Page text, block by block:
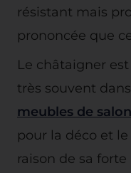
résistant mais
prononcée que
Le châtaigner
très souvent
meubles de salon
pour la déco et
raison de sa